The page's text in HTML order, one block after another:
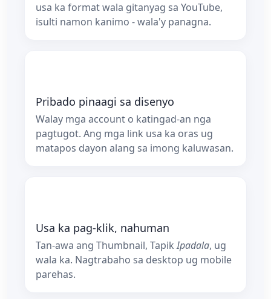
usa ka format wala gitanyag sa YouTube,
isulti namon kanimo - wala'y panagna.
Pribado pinaagi sa disenyo
Walay mga account o katingad-an nga
pagtugot. Ang mga link usa ka oras ug
matapos dayon alang sa imong kaluwasan.
Usa ka pag-klik, nahuman
Tan-awa ang Thumbnail, TapikIpadala, ug
wala ka. Nagtrabaho sa desktop ug mobile
parehas.